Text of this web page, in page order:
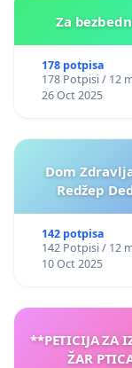
Za
178 potpisa
178 Potpisi / 12
26 Oct 2025
Dom
Redžep
142 potpisa
142 Potpisi / 12
10 Oct 2025
**PETICIJA ZA
ŽAR